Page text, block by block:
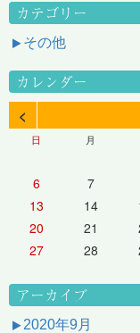
カテゴリー
その他
カレンダー
<
日 月
6
7
13
14
20
21
27
28
アーカイブ
2020年9月